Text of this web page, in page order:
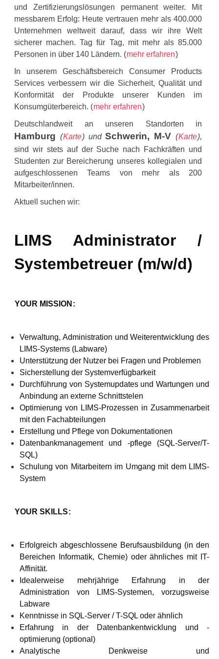
und Zertifizierungslösungen permanent weiter. Mit
messbarem Erfolg: Heute vertrauen mehr als 400.000
Unternehmen weltweit darauf, dass wir ihre Welt
sicherer machen. Tag für Tag, mit mehr als 85.000
Personen in über 140 Ländern. (mehr erfahren)
In unserem Geschäftsbereich Consumer Products
Services verbessern wir die Sicherheit, Qualität und
Konformität der Produkte unserer Kunden im
Konsumgüterbereich. (mehr erfahren)
Deutschlandweit an unseren Standorten in
Hamburg (Karte) undSchwerin, M-V(Karte),
sind wir stets auf der Suche nach Fachkräften und
Studenten zur Bereicherung unseres kollegialen und
aufgeschlossenen Teams von mehr als 200
Mitarbeiter/innen.
Aktuell suchen wir:
LIMS Administrator /
Systembetreuer (m/w/d)
YOUR MISSION :
Verwaltung, Administration und Weiterentwicklung des
LIMS-Systems (Labware)
Unterstützung der Nutzer bei Fragen und Problemen
Sicherstellung der Systemverfügbarkeit
Durchführung von Systemupdates und Wartungen und
Anbindung an externe Schnittstelen
Optimierung von LIMS-Prozessen in Zusammenarbeit
mit den Fachabteilungen
Erstellung und Pflege von Dokumentationen
Datenbankmanagement und -pflege (SQL-Server/T-
SQL)
Schulung von Mitarbeitern im Umgang mit dem LIMS-
System
YOUR SKILLS:
Erfolgreich abgeschlossene Berufsausbildung (in den
Bereichen Informatik, Chemie) oder ähnliches mit IT-
Affinität.
Idealerweise mehrjährige Erfahrung in der
Administration von LIMS-Systemen, vorzugsweise
Labware
Kenntnisse in SQL-Server / T-SQL oder ähnlich
Erfahrung in der Datenbankentwicklung und -
optimierung (optional)
Analytische Denkweise und